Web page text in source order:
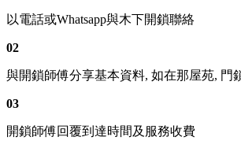
以電話或Whatsapp與木下開鎖聯絡
02
與開鎖師傅分享基本資料, 如在那屋苑, 門
03
開鎖師傅回覆到達時間及服務收費